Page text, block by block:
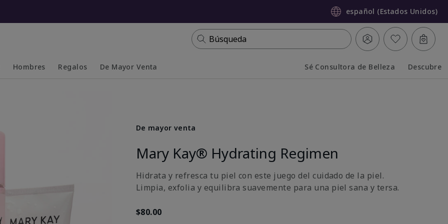
español (Estados Unidos)
Búsqueda
Hombres Regalos De Mayor Venta Sé Consultora de Belleza Descubre
De mayor venta
Mary Kay® Hydrating Regimen
Hidrata y refresca tu piel con este juego del cuidado de la piel.
Limpia, exfolia y equilibra suavemente para una piel sana y tersa.
$80.00